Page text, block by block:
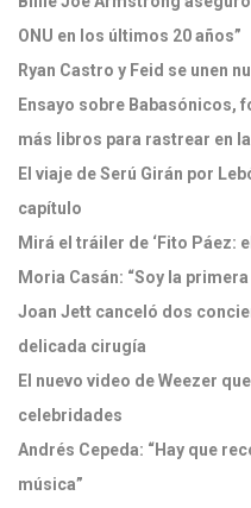
ONU en los últimos 20 años”
Ryan Castro y Feid se unen
Ensayo sobre Babasónicos,
más libros para rastrear en la
El viaje de Serú Girán por
capítulo
Mirá el tráiler de ‘Fito Páez:
Moria Casán: “Soy la primera
Joan Jett canceló dos
delicada cirugía
El nuevo video de Weezer
celebridades
Andrés Cepeda: “Hay que
música”